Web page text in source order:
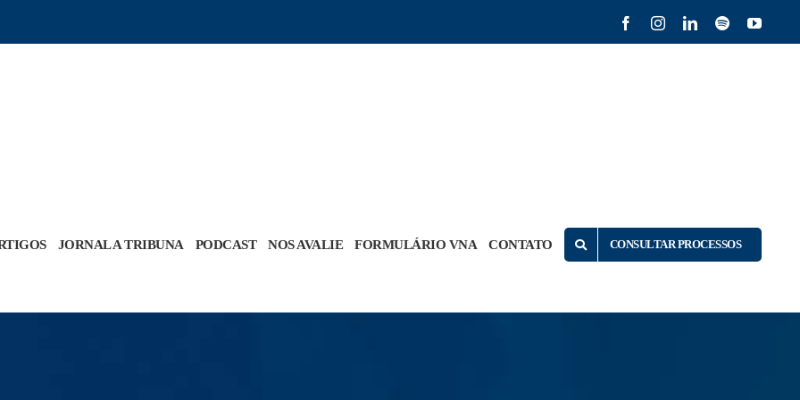
FacebookInstagramLinkedIn
Spotify
JORNAL A TRIBUNA PODCAST NOS AVALIE FORMULÁRIO VNA CONTATO CONSULTAR PROCESSOS